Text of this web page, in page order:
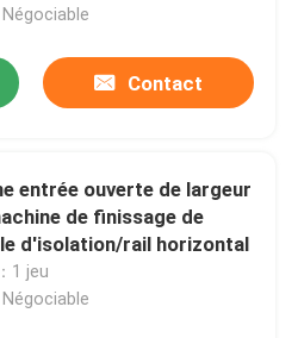
Contact
entrée ouverte de largeur
de finissage de
d'isolation/rail horizontal
1 jeu